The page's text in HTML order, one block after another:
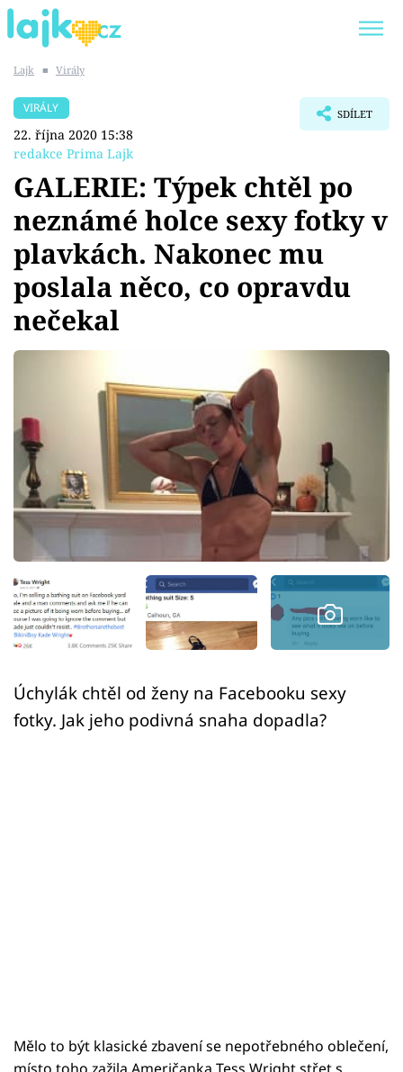
SHOPAHOLICADEL
Témata
Showbyznys
Youtubeři
Sex a vztahy
Videa
Sledujte prima+
Přihlášení
Sledujte nás
Lajk ■ Virály
VIRÁLY
22. října 2020 15:38
redakce Prima Lajk
SDÍLET
GALERIE: Týpek chtěl po
neznámé holce sexy fotky v
plavkách. Nakonec mu
poslala něco, co opravdu
nečekal
Úchylák chtěl od ženy na Facebooku sexy
fotky. Jak jeho podivná snaha dopadla?
Mělo to být klasické zbavení se nepotřebného oblečení,